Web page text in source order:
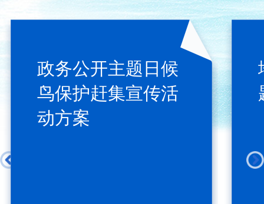
政务公开主题日候
鸟保护赶集宣传活
动方案